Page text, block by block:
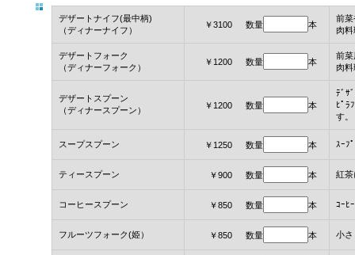
デザートナイフ(最中柄)
（ディナーナイフ）
￥3100 数量 本
前菜
肉料
デザートフォーク
（ディナーフォーク）
￥1200 数量 本
前菜
肉料
デザートスプーン
（ディナースプーン）
￥1200 数量 本
ﾃﾞｻ
ﾋﾟﾗ
す。
スープスプーン ￥1250 数量 本 ｽｰﾌ
ティースプーン ￥900 数量 本 紅茶
コーヒースプーン ￥850 数量 本 ｺｰﾋ
フルーツフォーク(姫） ￥850 数量 本 小さ